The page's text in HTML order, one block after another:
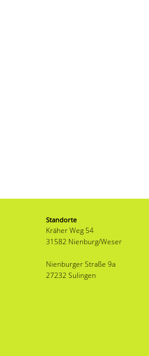
Standorte
Kräher Weg 54
31582 Nienburg/Weser
Nienburger Straße 9a
27232 Sulingen